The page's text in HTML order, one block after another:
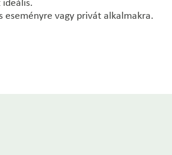
ideális.
eseményre vagy privát alkalmakra.